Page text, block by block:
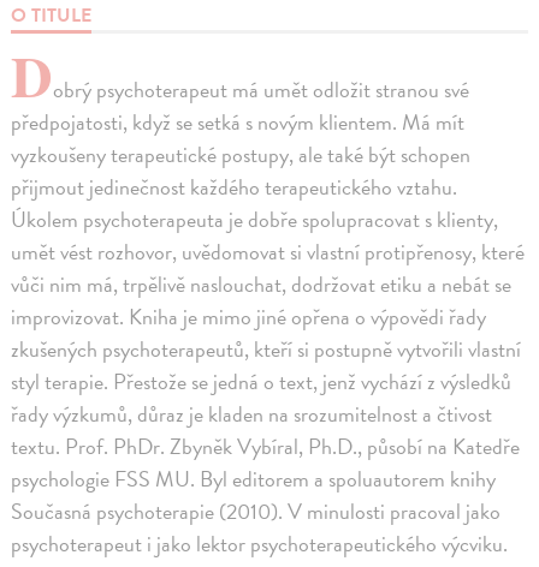
O TITULE
Dobrý psychoterapeut má umět odložit stranou své
předpojatosti, když se setká s novým klientem. Má mít
vyzkoušeny terapeutické postupy, ale také být schopen
přijmout jedinečnost každého terapeutického vztahu.
Úkolem psychoterapeuta je dobře spolupracovat s klienty,
umět vést rozhovor, uvědomovat si vlastní protipřenosy, které
vůči nim má, trpělivě naslouchat, dodržovat etiku a nebát se
improvizovat. Kniha je mimo jiné opřena o výpovědi řady
zkušených psychoterapeutů, kteří si postupně vytvořili vlastní
styl terapie. Přestože se jedná o text, jenž vychází z výsledků
řady výzkumů, důraz je kladen na srozumitelnost a čtivost
textu. Prof. PhDr. Zbyněk Vybíral, Ph.D., působí na Katedře
psychologie FSS MU. Byl editorem a spoluautorem knihy
Současná psychoterapie (2010). V minulosti pracoval jako
psychoterapeut i jako lektor psychoterapeutického výcviku.